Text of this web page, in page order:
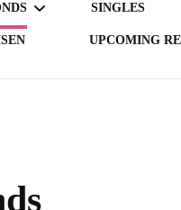
SINGLES
UPCOMING